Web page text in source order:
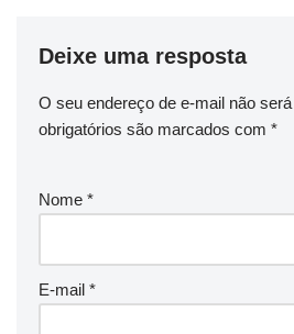
Deixe uma resposta
O seu endereço de e-mail não
obrigatórios são marcados com *
Nome *
E-mail *